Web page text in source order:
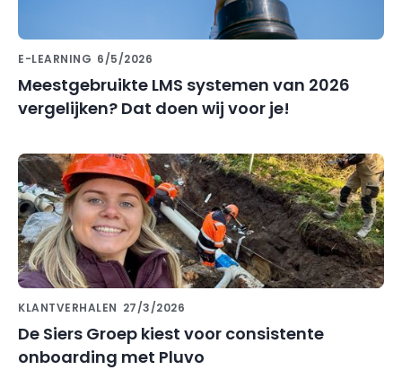
E-LEARNING 6/5/2026
Meestgebruikte LMS systemen van 2026
vergelijken? Dat doen wij voor je!
KLANTVERHALEN 27/3/2026
De Siers Groep kiest voor consistente
onboarding met Pluvo